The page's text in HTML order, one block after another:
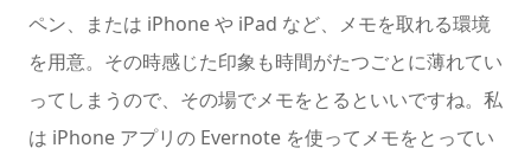
ペン、または iPhone や iPad など、メモを取れる環境
を用意。その時感じた印象も時間がたつごとに薄れてい
ってしまうので、その場でメモをとるといいですね。私
は iPhone アプリの Evernote を使ってメモをとってい